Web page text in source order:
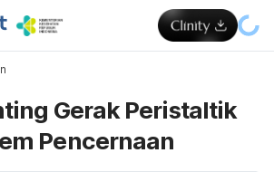
Gerak Peristaltik
Pencernaan